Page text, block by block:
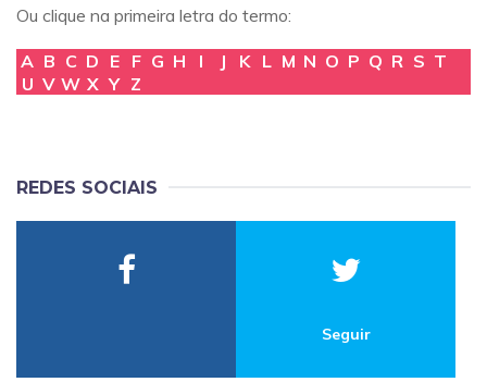
Ou clique na primeira letra do termo:
A B C D E F G H I J K L M N O P Q R S T
U V W X Y Z
REDES SOCIAIS
Seguir